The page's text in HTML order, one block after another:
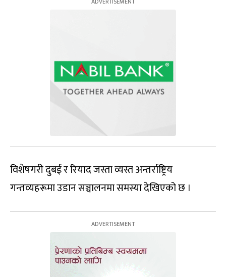
विशेषगरी दुबई र रियाद जस्ता व्यस्त अन्तर्राष्ट्रिय
गन्तव्यहरूमा उडान सञ्चालनमा समस्या देखिएको छ ।